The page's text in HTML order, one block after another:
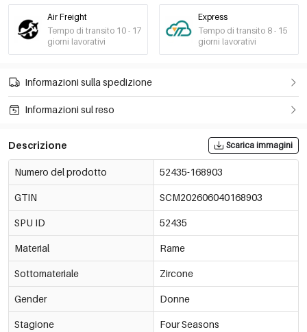
Air Freight
Tempo di transito 10 - 17
giorni lavorativi
Express
Tempo di transito 8 - 15
giorni lavorativi
Informazioni sulla spedizione
Informazioni sul reso
Descrizione Scarica immagini
Numero del prodotto 52435-168903
GTIN SCM202606040168903
SPU ID 52435
Material Rame
Sottomateriale Zircone
Gender Donne
Stagione Four Seasons